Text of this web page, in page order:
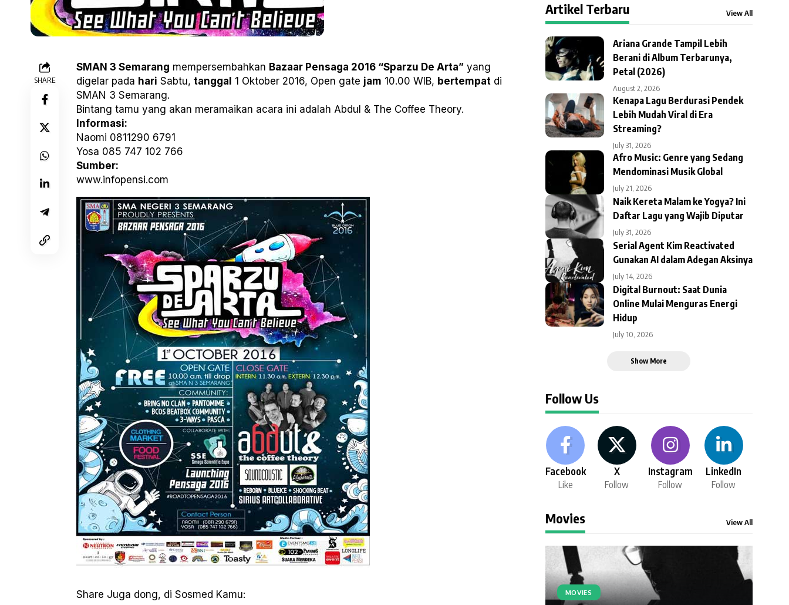
SHARE
SMAN 3 Semarang mempersembahkan Bazaar Pensaga 2016 “Sparzu De Arta” yang
digelar pada hari Sabtu, tanggal 1 Oktober 2016, Open gate jam 10.00 WIB, bertempat di
SMAN 3 Semarang.
Bintang tamu yang akan meramaikan acara ini adalah Abdul & The Coffee Theory.
Informasi:
Naomi 0811290 6791
Yosa 085 747 102 766
Sumber:
www.infopensi.com
Share Juga dong, di Sosmed Kamu:
Artikel Terbaru View All
Ariana Grande Tampil Lebih
Berani di Album Terbarunya,
Petal (2026)
August 2, 2026
Kenapa Lagu Berdurasi Pendek
Lebih Mudah Viral di Era
Streaming?
July 31, 2026
Afro Music: Genre yang Sedang
Mendominasi Musik Global
July 21, 2026
Naik Kereta Malam ke Yogya? Ini
Daftar Lagu yang Wajib Diputar
July 31, 2026
Serial Agent Kim Reactivated
Gunakan AI dalam Adegan Aksinya
July 14, 2026
Digital Burnout: Saat Dunia
Online Mulai Menguras Energi
Hidup
July 10, 2026
Show More
Follow Us
Facebook
Like
X
Follow
Instagram
Follow
LinkedIn
Follow
Movies View All
MOVIES